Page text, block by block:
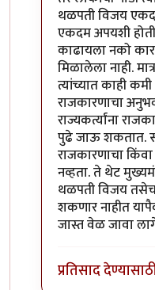
थळपती विजय
एकदम अपयशी
काढायला नको
मिळालेला नाही.
त्यांच्यात काही
राजकारणाचा
राज्यकर्त्यांना
पुढे जाऊ शकतात.
राजकारणाचा
नव्हता. ते थेट
थळपती विजय
शकणार नाहीत
जास्त वेळ जावा
प्रतिसाद